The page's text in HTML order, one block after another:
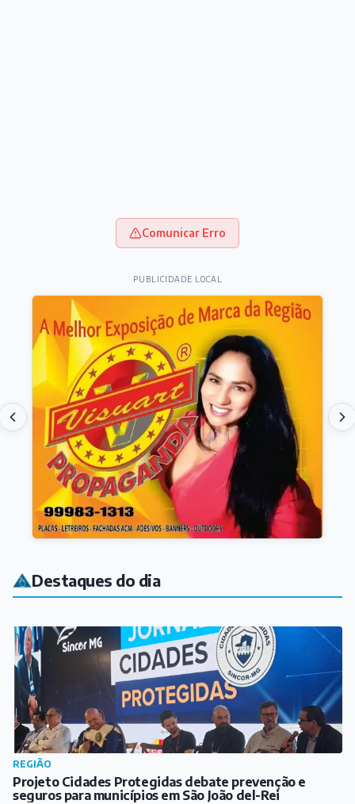
Comunicar Erro
PUBLICIDADE LOCAL
Destaques do dia
REGIÃO
Projeto Cidades Protegidas debate prevenção e
seguros para municípios em São João del-Rei